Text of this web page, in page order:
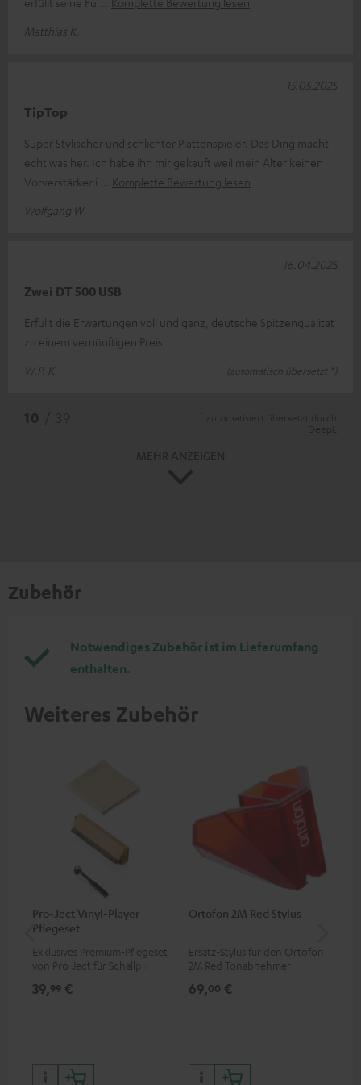
Matthias K.
TipTop
Super Stylischer und schlichter Plattenspieler. Das Ding macht
echt was her. Ich habe ihn mir gekauft weil mein Alter keinen
Vorverstärker i
Komplette Bewertung lesen
Wolfgang W.
15.05.2025
Zwei DT 500 USB
Erfüllt die Erwartungen voll und ganz, deutsche Spitzenqualität
zu einem vernünftigen Preis
W.P. K.
(automatisch übersetzt *)
16.04.2025
Zubehör
Notwendiges Zubehör ist im Lieferumfang
enthalten.
Weiteres Zubehör
Pro-Ject Vinyl-Player
Pflegeset
Exklusives Premium-Pflegeset
von Pro-Ject für Schallplatten
Webshop erhältlich
39,99 €
Ortofon 2M Red Stylus
Ersatz-Stylus für den Ortofon
2M Red Tonabnehmer
69,00 €